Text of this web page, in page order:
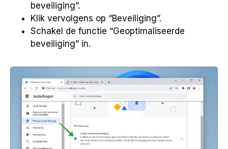
beveiliging”.
Klik vervolgens op “Beveiliging”.
Schakel de functie “Geoptimaliseerde
beveiliging” in.